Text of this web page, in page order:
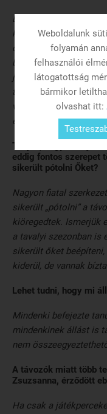
Először is nagyon
kezdenünk a 2018/
csapatát, hiszen
bajnokságban. Annyit
játékosuk van, akikre
tudtunk oldani.
védekezésben van
elégedettek lehetünk.
Tudjuk, hogy több
eddig fontos szerepet
sikerült pótolni Őket?
Nagyon fiatal
sikerült „pótolni” a
kiöregedtek. Ismerjük
a tavalyi szezonban is
sikerült őket
kiderül, de vannak
Lehet tudni, hogy mi
Mindenki befejezte
mindenkinek állást is
nem
A távozók miatt több
Zsuzsanna, érződött
Ha csak a
Weboldalunk
folyamán
felhasználói
látogatottság
bármikor
olvashat itt: